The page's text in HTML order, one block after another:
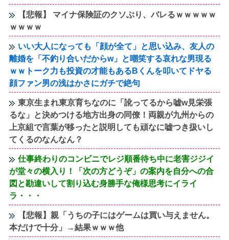
【悲報】 マイナ保険証のクソぶり、バレるｗｗｗｗｗ
ｗｗｗｗ
いい大人になっても「顔が全て」と思い込み、友人の
離婚を「不釣り合いだからw」と嘲笑する哀れな男現る
ｗｗトーク力も投資の才能もあるBくんを叩いてドヤる
顔ファン男の浅はかさにガチで絶句
東京生まれ東京育ちなのに「訛ってるから嘘w見栄張
るな」と決めつける地方出身の同僚！両親が九州からの
上京組で言葉が移ったと説明しても頑なに嘘つき扱いし
てくるのなんなん？
仕事終わりのコンビニでレジ順番待ち中に老害ジジイ
が堂々の横入り！「次の方どうぞ」の案内を自分への合
図と勘違いして割り込む身勝手な俺様思考にイライ
ラ・・・
【悲報】親「うちの子にはゲームは買い与えません。
本だけで十分」→結果ｗｗｗ他